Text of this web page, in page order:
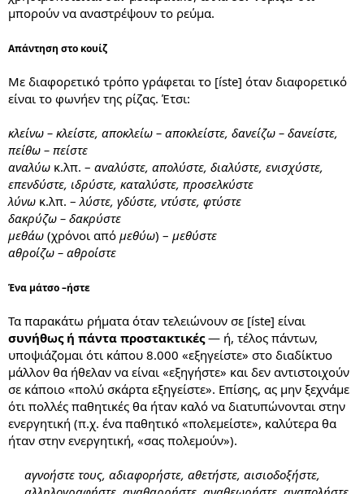
μπορούν να αναστρέψουν το ρεύμα.
Απάντηση στο κουίζ
Με διαφορετικό τρόπο γράφεται το [íste] όταν διαφορετικό
είναι το φωνήεν της ρίζας. Έτσι:
κλείνω – κλείστε, αποκλείω – αποκλείστε, δανείζω – δανείστε,
πείθω – πείστε
αναλύω κ.λπ. – αναλύστε, απολύστε, διαλύστε, ενισχύστε,
επενδύστε, ιδρύστε, καταλύστε, προσελκύστε
λύνω κ.λπ. – λύστε, γδύστε, ντύστε, φτύστε
δακρύζω – δακρύστε
μεθάω (χρόνοι από μεθύω) – μεθύστε
αθροίζω – αθροίστε
Ένα μάτσο –ήστε
Τα παρακάτω ρήματα όταν τελειώνουν σε [íste] είναι
συνήθως ή πάντα προστακτικές— ή, τέλος πάντων,
υποψιάζομαι ότι κάπου 8.000 «εξηγείστε» στο διαδίκτυο
μάλλον θα ήθελαν να είναι «εξηγήστε» και δεν αντιστοιχούν
σε κάποιο «πολύ σκάρτα εξηγείστε». Επίσης, ας μην ξεχνάμε
ότι πολλές παθητικές θα ήταν καλό να διατυπώνονται στην
ενεργητική (π.χ. ένα παθητικό «πολεμείστε», καλύτερα θα
ήταν στην ενεργητική, «σας πολεμούν»).
αγνοήστε τους, αδιαφορήστε, αθετήστε, αισιοδοξήστε,